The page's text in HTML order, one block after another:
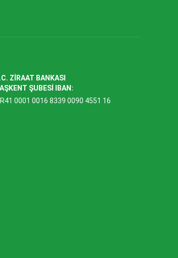
ZİRAAT BANKASI
ŞUBESİ IBAN:
0001 0016 8339 0090 4551 16